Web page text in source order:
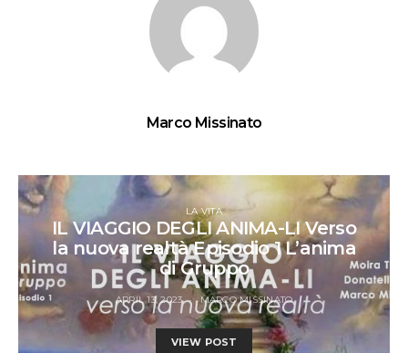
Marco Missinato
LA VITA
IL VIAGGIO DEGLI ANIMA-LI Verso
la nuova realtà Episodio 1 L’anima
di Gruppo
APRIL 13, 2023 MARCO MISSINATO
VIEW POST